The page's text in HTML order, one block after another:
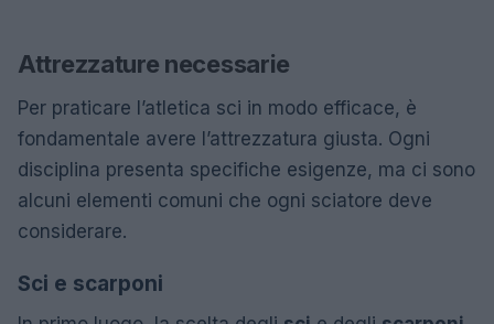
Attrezzature necessarie
Per praticare l’atletica sci in modo efficace, è
fondamentale avere l’attrezzatura giusta. Ogni
disciplina presenta specifiche esigenze, ma ci sono
alcuni elementi comuni che ogni sciatore deve
considerare.
Sci e scarponi